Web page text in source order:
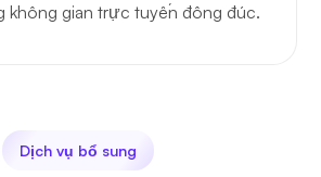
không gian trực tuyến đông đúc.
Dịch vụ bổ sung